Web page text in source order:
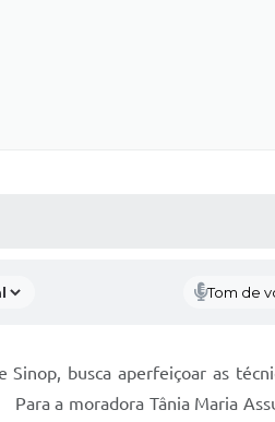
Tom de
Sinop, buscaaperfeiçoar as
Para a moradora Tânia Maria